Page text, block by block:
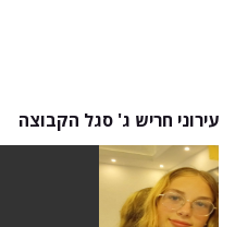
עירוני חריש ג' סגל הקבוצה